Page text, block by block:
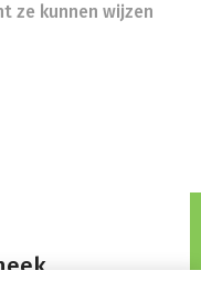
ze kunnen wijzen